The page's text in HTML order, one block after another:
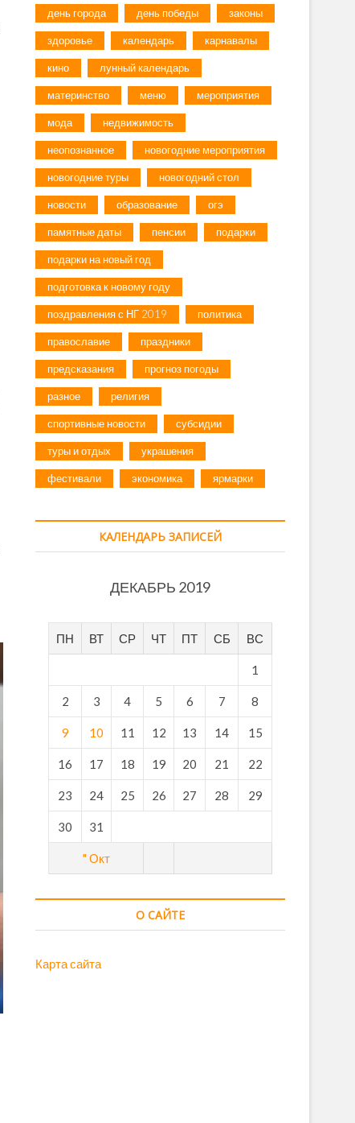
день города день победы законы
здоровье календарь карнавалы
кино лунный календарь
материнство меню мероприятия
мода недвижимость
неопознанное новогодние мероприятия
новогодние туры новогодний стол
новости образование огэ
памятные даты пенсии подарки
подарки на новый год
подготовка к новому году
поздравления с НГ 2019 политика
православие праздники
предсказания прогноз погоды
разное религия
спортивные новости субсидии
туры и отдых украшения
фестивали экономика ярмарки
КАЛЕНДАРЬ ЗАПИСЕЙ
ДЕКАБРЬ 2019
ПН ВТ СР ЧТ ПТ СБ ВС
" Окт
1
2 3 4 5 6 7 8
9 10 11 12 13 14 15
16 17 18 19 20 21 22
23 24 25 26 27 28 29
30 31
О САЙТЕ
Карта сайта